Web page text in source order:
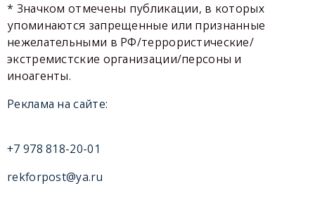
* Значком отмечены публикации, в которых
упоминаются запрещенные или признанные
нежелательными в РФ/террористические/
экстремистские организации/персоны и
иноагенты.
Реклама на сайте:
+7 978 818-20-01
rekforpost@ya.ru